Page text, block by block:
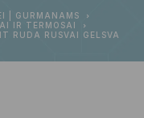
| GURMANAMS
IR TERMOSAI
RUDA RUSVAI GELSVA